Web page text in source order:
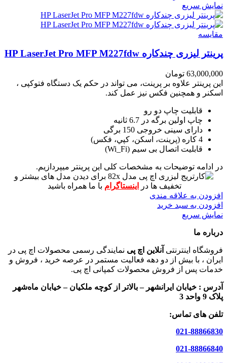
نمایش سریع
مقايسه
پرینتر لیزری چندکاره HP LaserJet Pro MFP M227fdw
63,000,000 تومان
این پرینتر علاوه بر پرینت، می تواند در حکم یک دستگاه فتوکپی ،
اسکنر و همچنین فکس نیز عمل کند.
قابلیت چاپ دو رو
چاپ اولین برگه در 6.7 ثانیه
دارای سینی خروجی 150 برگی
4 کاره (پرينت، اسکن، کپي، فکس)
قابلیت اتصال بی سیم (Wi_Fi)
در ادامه توضیحات به مشخصات کلی این پرینتر میپردازیم.
برای دیدن مدل های بیشتر و
تخفیف ها در
اینستاگرام با ما همراه باشید
افزودن به علاقه مندی
افزودن به سبد خرید
نمایش سریع
درباره ما
فروشگاه اینترنتی آنلاین اچ پی نمایندگی رسمی محصولات اچ پی در
ایران ، با بیش از دو دهه فعالیت مستمر در عرصه خرید ، فروش و
خدمات پس از فروش محصولات کمپانی اچ پی.
آدرس : خیابان ایرانشهر – بالاتر از کوچه ملکیان – خیابان ماه‌شهر
پلاک 9 واحد 3
تلفن های تماس:
021-88866830
021-88866840